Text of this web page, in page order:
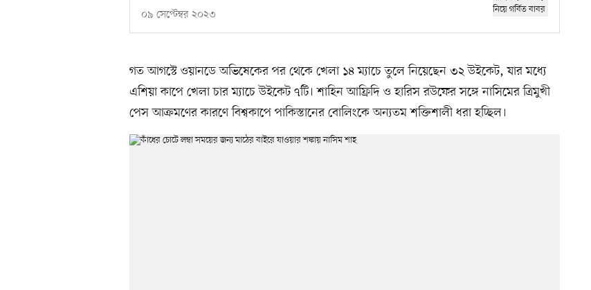
০৯ সেপ্টেম্বর ২০২৩
গত আগস্টে ওয়ানডে অভিষেকের পর থেকে খেলা ১৪ ম্যাচে তুলে নিয়েছেন ৩২ উইকেট, যার মধ্যে
এশিয়া কাপে খেলা চার ম্যাচে উইকেট ৭টি। শাহিন আফ্রিদি ও হারিস রউফের সঙ্গে নাসিমের ত্রিমুখী
পেস আক্রমণের কারণে বিশ্বকাপে পাকিস্তানের বোলিংকে অন্যতম শক্তিশালী ধরা হচ্ছিল।